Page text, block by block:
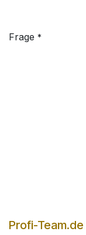
Frage *
Profi-Team.de